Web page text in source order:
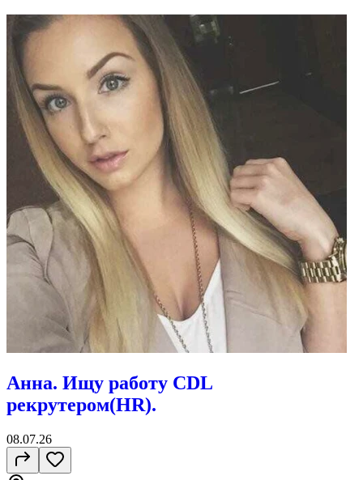
Анна. Ищу работу CDL
рекрутером(HR).
08.07.26